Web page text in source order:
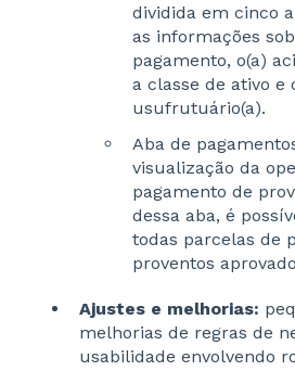
dividida em cinco
as informações
pagamento, o(a)
a classe de ativo e
usufrutuário(a).
Aba de
visualização da
pagamento de
dessa aba, é
todas parcelas de
proventos
Ajustes e melhorias:
melhorias de regras de
usabilidade envolvendo